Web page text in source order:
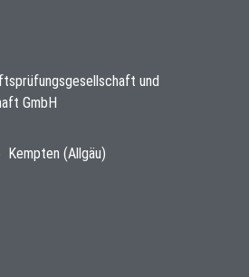
und
GmbH
Kempten (Allgäu)